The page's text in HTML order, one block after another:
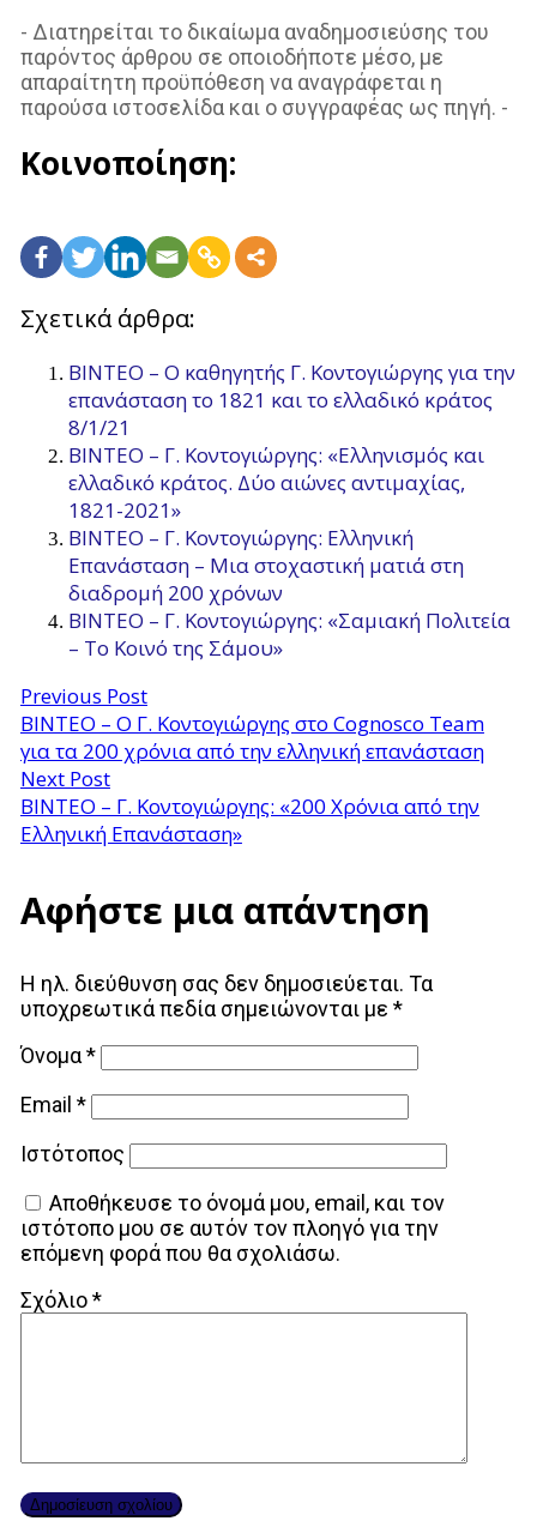
- Διατηρείται το δικαίωμα αναδημοσιεύσης του
παρόντος άρθρου σε οποιοδήποτε μέσο, με
απαραίτητη προϋπόθεση να αναγράφεται η
παρούσα ιστοσελίδα και ο συγγραφέας ως πηγή. -
Κοινοποίηση:
Σχετικά άρθρα:
ΒΙΝΤΕΟ – Ο καθηγητής Γ. Κοντογιώργης για την
επανάσταση το 1821 και το ελλαδικό κράτος
8/1/21
BINTEO – Γ. Κοντογιώργης: «Ελληνισμός και
ελλαδικό κράτος. Δύο αιώνες αντιμαχίας,
1821-2021»
ΒΙΝΤΕΟ – Γ. Κοντογιώργης: Ελληνική
Επανάσταση – Μια στοχαστική ματιά στη
διαδρομή 200 χρόνων
ΒΙΝΤΕΟ – Γ. Κοντογιώργης: «Σαμιακή Πολιτεία
– Το Κοινό της Σάμου»
Previous Post
ΒΙΝΤΕΟ – Ο Γ. Κοντογιώργης στο Cognosco Team
για τα 200 χρόνια από την ελληνική επανάσταση
Next Post
ΒΙΝΤΕΟ – Γ. Κοντογιώργης: «200 Χρόνια από την
Ελληνική Επανάσταση»
Αφήστε μια απάντηση
Η ηλ. διεύθυνση σας δεν δημοσιεύεται. Τα
υποχρεωτικά πεδία σημειώνονται με *
Όνομα*
Email *
Ιστότοπος
Αποθήκευσε το όνομά μου, email, και τον
ιστότοπο μου σε αυτόν τον πλοηγό για την
επόμενη φορά που θα σχολιάσω.
Σχόλιο*